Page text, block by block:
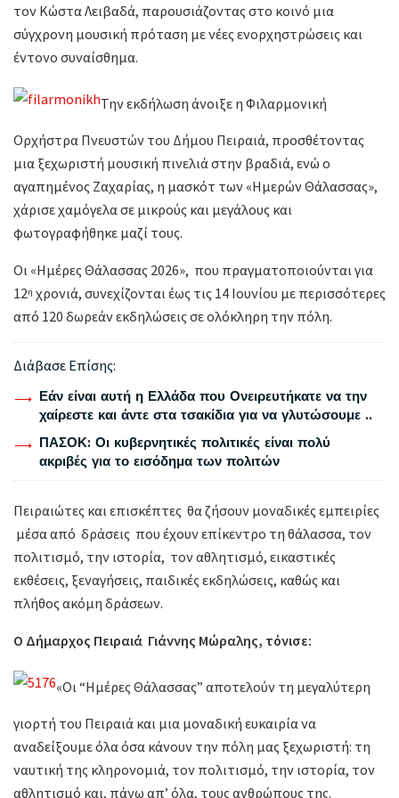
τον Κώστα Λειβαδά, παρουσιάζοντας στο κοινό μια
σύγχρονη μουσική πρόταση με νέες ενορχηστρώσεις και
έντονο συναίσθημα.
Την εκδήλωση άνοιξε η Φιλαρμονική
Ορχήστρα Πνευστών του Δήμου Πειραιά, προσθέτοντας
μια ξεχωριστή μουσική πινελιά στην βραδιά, ενώ ο
αγαπημένος Ζαχαρίας, η μασκότ των «Ημερών Θάλασσας»,
χάρισε χαμόγελα σε μικρούς και μεγάλους και
φωτογραφήθηκε μαζί τους.
Οι «Ημέρες Θάλασσας 2026», που πραγματοποιούνται για
12η χρονιά, συνεχίζονται έως τις 14 Ιουνίου με περισσότερες
από 120 δωρεάν εκδηλώσεις σε ολόκληρη την πόλη.
Διάβασε Επίσης:
Εάν είναι αυτή η Ελλάδα που Ονειρευτήκατε να την
χαίρεστε και άντε στα τσακίδια για να γλυτώσουμε ..
ΠΑΣΟΚ: Οι κυβερνητικές πολιτικές είναι πολύ
ακριβές για το εισόδημα των πολιτών
Πειραιώτες και επισκέπτες θα ζήσουν μοναδικές εμπειρίες
μέσα από δράσεις που έχουν επίκεντρο τη θάλασσα, τον
πολιτισμό, την ιστορία, τον αθλητισμό, εικαστικές
εκθέσεις, ξεναγήσεις, παιδικές εκδηλώσεις, καθώς και
πλήθος ακόμη δράσεων.
Ο Δήμαρχος Πειραιά Γιάννης Μώραλης, τόνισε:
«Οι “Ημέρες Θάλασσας” αποτελούν τη μεγαλύτερη
γιορτή του Πειραιά και μια μοναδική ευκαιρία να
αναδείξουμε όλα όσα κάνουν την πόλη μας ξεχωριστή: τη
ναυτική της κληρονομιά, τον πολιτισμό, την ιστορία, τον
αθλητισμό και, πάνω απ’ όλα, τους ανθρώπους της.